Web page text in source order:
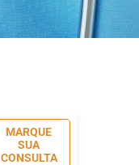
MARQUE
SUA
CONSULTA